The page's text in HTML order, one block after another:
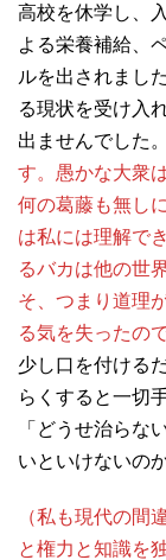
高校を休学し、
よる栄養補給、
ルを出されまし
る現状を受け入
出ませんでした
す。愚かな大衆
何の葛藤も無し
は私には理解で
るバカは他の世
そ、つまり道理
る気を失ったの
少し口を付ける
らくすると一切
「どうせ治らな
いといけないの
（私も現代の間
と権力と知識を